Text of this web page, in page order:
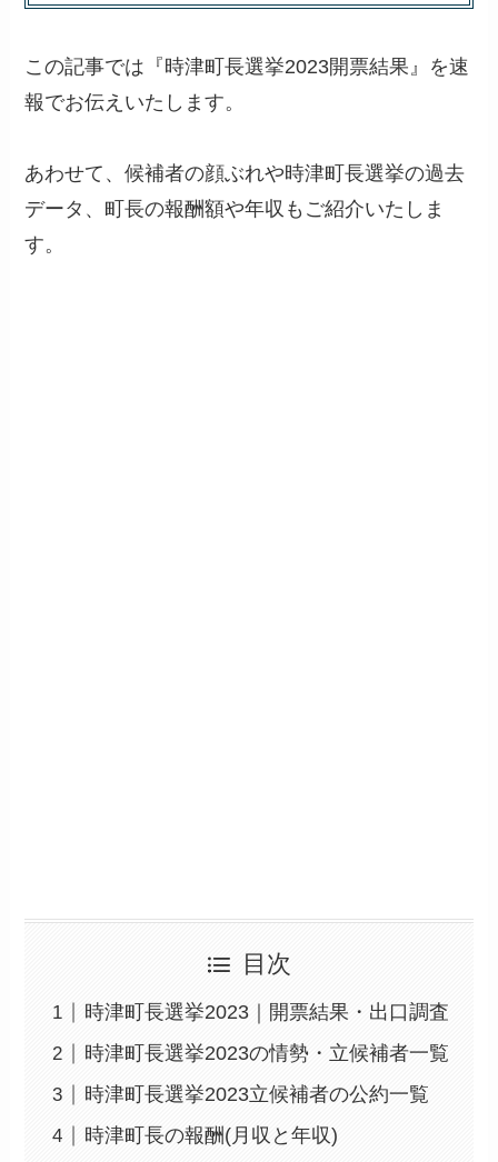
この記事では『時津町長選挙2023開票結果』を速
報でお伝えいたします。
あわせて、候補者の顔ぶれや時津町長選挙の過去
データ、町長の報酬額や年収もご紹介いたしま
す。
目次
時津町長選挙2023｜開票結果・出口調査
時津町長選挙2023の情勢・立候補者一覧
時津町長選挙2023立候補者の公約一覧
時津町長の報酬(月収と年収)